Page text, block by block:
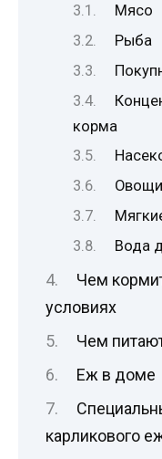
Мясо
Рыба
корма
Вода
Чем
условиях
Чем
Еж в доме
карликового